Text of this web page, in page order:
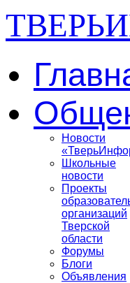
Новости
Школьные
новости
Проекты
организаций
Тверской
области
Форумы
Блоги
Объявления